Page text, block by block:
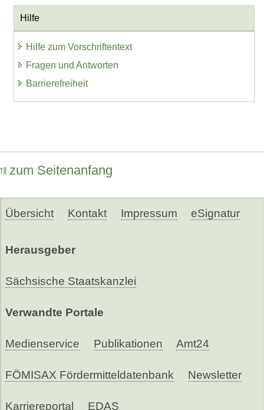
Hilfe
Hilfe zum Vorschriftentext
Fragen und Antworten
Barrierefreiheit
zum Seitenanfang
Übersicht Kontakt Impressum eSignatur
Herausgeber
Sächsische Staatskanzlei
Verwandte Portale
Medienservice Publikationen Amt24
FÖMISAX Fördermitteldatenbank Newsletter
Karriereportal EDAS